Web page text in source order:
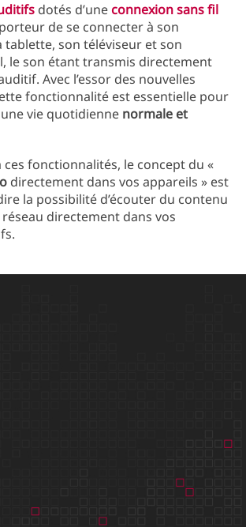
dotés d’uneconnexion sans fil
de se connecter à son
tablette, son téléviseur et son
le son étant transmis directement
Avec l’essor des nouvelles
fonctionnalité est essentielle pour
vie quotidienne normale et
ces fonctionnalités, le concept du «
directement dans vos appareils » est
la possibilité d’écouter du contenu
directement dans vos